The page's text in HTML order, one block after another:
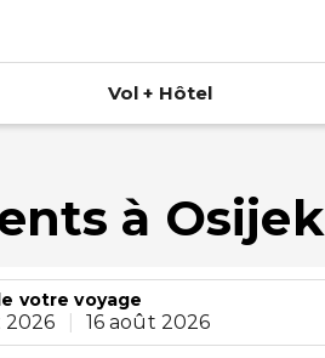
Vol + Hôtel
à Osijek
votre voyage
2026 16 août 2026